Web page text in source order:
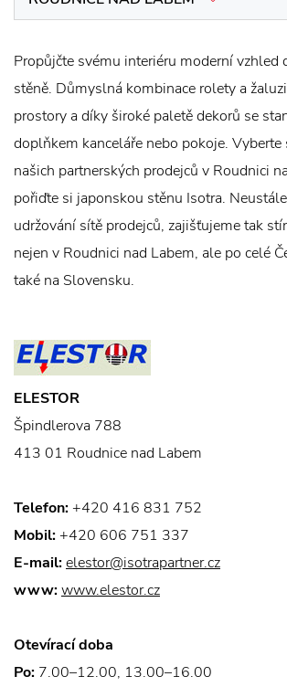
Propůjčte svému interiéru moderní vzhled
stěně. Důmyslná kombinace rolety a
prostory a díky široké paletě dekorů se
doplňkem kanceláře nebo pokoje. Vyberte
našich partnerských prodejců v Roudnici
pořiďte si japonskou stěnu Isotra.
udržování sítě prodejců, zajišťujeme tak
nejen v Roudnici nad Labem, ale po celé
také na Slovensku.
ELESTOR
Špindlerova 788
413 01 Roudnice nad Labem
Telefon: +420 416 831 752
Mobil: +420 606 751 337
E-mail:elestor@isotrapartner.cz
www:www.elestor.cz
Otevírací doba
Po: 7.00–12.00, 13.00–16.00